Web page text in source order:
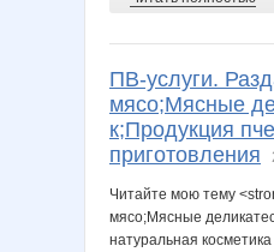
ПВ-услуги.
мясо;Мясные
к;Продукция
приготовления
Читайте мою тему
мясо;Мясные
натуральная